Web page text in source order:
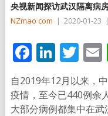
央视新闻探访武汉隔离病
NZmao com | 2020-01-23 |
自2019年12月以来，
疫情，至今已440例余
大部分病例都集中在